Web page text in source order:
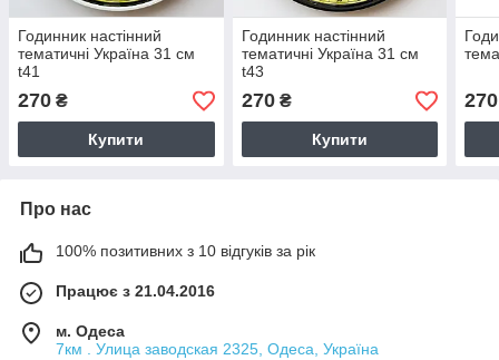
Годинник настінний
тематичні Україна 31 см
t41
270 ₴
Купити
Годинник настінний
тематичні Україна 31 см
t43
270₴
Купити
270
Про нас
100% позитивних з 10 відгуків за рік
Працює з 21.04.2016
м. Одеса
7км . Улица заводская 2325, Одеса, Україна